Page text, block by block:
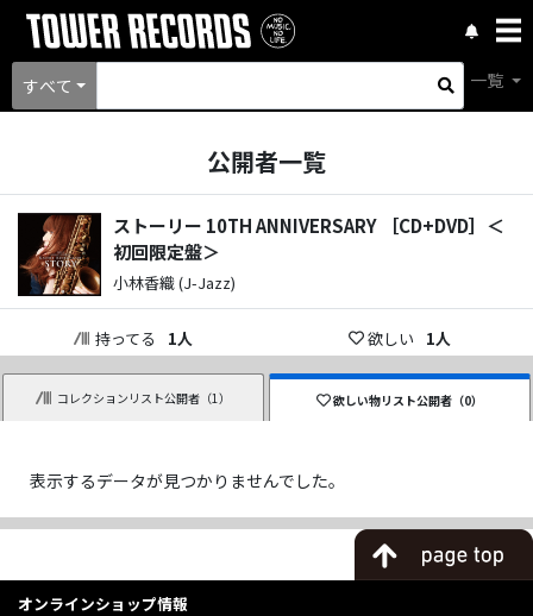
すべて 一覧
公開者一覧
ストーリー 10TH ANNIVERSARY ［CD+DVD］＜
初回限定盤＞
小林香織 (J-Jazz)
持ってる 1人 欲しい 1人
コレクションリスト公開者（1） 欲しい物リスト公開者（0）
表示するデータが見つかりませんでした。
オンラインショップ情報